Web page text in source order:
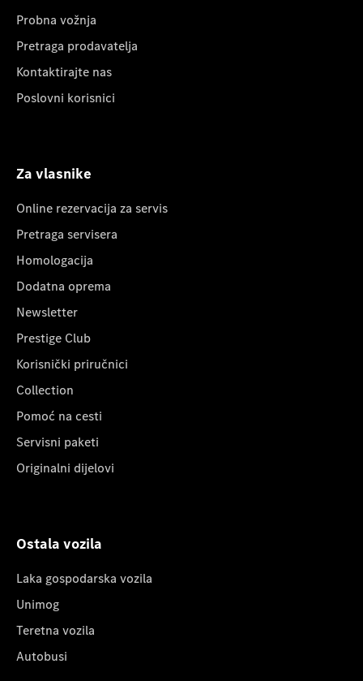
Probna vožnja
Pretraga prodavatelja
Kontaktirajte nas
Poslovni korisnici
Za vlasnike
Online rezervacija za servis
Pretraga servisera
Homologacija
Dodatna oprema
Newsletter
Prestige Club
Korisnički priručnici
Collection
Pomoć na cesti
Servisni paketi
Originalni dijelovi
Ostala vozila
Laka gospodarska vozila
Unimog
Teretna vozila
Autobusi